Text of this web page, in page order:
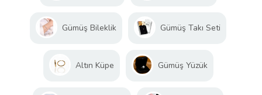
Gümüş Bileklik Gümüş Takı Seti
Altın Küpe Gümüş Yüzük